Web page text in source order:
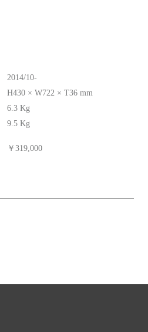
2014/10-
H430 × W722 × T36 mm
6.3 Kg
9.5 Kg
￥319,000